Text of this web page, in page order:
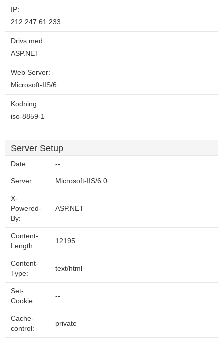
IP:
212.247.61.233
Drivs med:
ASP.NET
Web Server:
Microsoft-IIS/6
Kodning:
iso-8859-1
Server Setup
Date: --
Server: Microsoft-IIS/6.0
X-
Powered-
By:
ASP.NET
Content-
Length:
12195
Content-
Type:
text/html
Set-
Cookie:
--
Cache-
control:
private